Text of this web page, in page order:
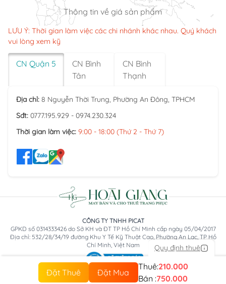
Quy định thuê
Đặt Thuê Đặt Mua
Thuê:210.000
Bán :750.000
Thông tin về giá sản phẩm
LƯU Ý: Thời gian làm việc các chi nhánh khác nhau. Quý khách
vui lòng xem kỹ
CN Quận 5
CN Bình
Tân
CN Bình
Thạnh
Địa chỉ: 8 Nguyễn Thời Trung, Phường An Đông, TPHCM
Sđt: 0777.195.929 - 0974.230.324
Thời gian làm việc: 9:00 - 18:00 (Thứ 2 - Thứ 7)
CÔNG TY TNHH PICAT
GPKD số 0314333426 do Sở KH và ĐT TP Hồ Chí Minh cấp ngày 05/04/2017
Địa chỉ: 532/28/34/19 đường Khu Y Tế Kỹ Thuật Cao, Phường An Lạc, TP Hồ
Chí Minh, Việt Nam